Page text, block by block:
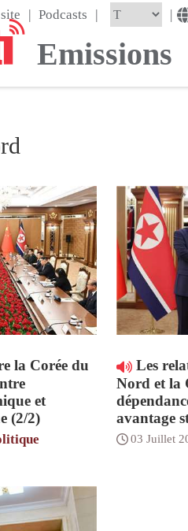
| Podcasts | |
Emissions
la Corée du
et
(2/2)
Les
Nord et la
avantage
03 Juillet